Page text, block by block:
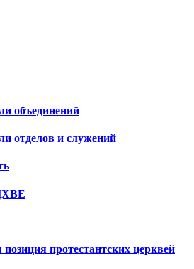
объединений
отделов и служений
протестантских церквей